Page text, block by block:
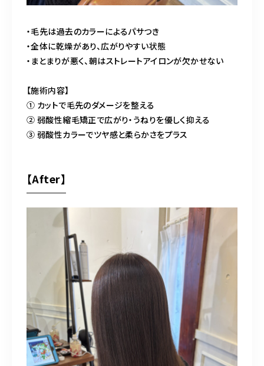
・毛先は過去のカラーによるパサつき
・全体に乾燥があり、広がりやすい状態
・まとまりが悪く、朝はストレートアイロンが欠かせない
【施術内容】
① カットで毛先のダメージを整える
② 弱酸性縮毛矯正で広がり・うねりを優しく抑える
③ 弱酸性カラーでツヤ感と柔らかさをプラス
【After】